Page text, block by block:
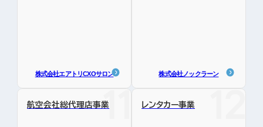
株式会社エアトリCXOサロン 株式会社ノックラーン
航空会社総代理店事業 レンタカー事業